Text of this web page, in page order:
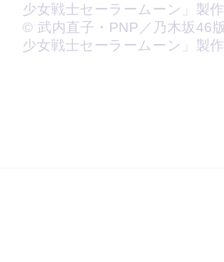
少女戦士セーラームーン」製
© 武内直子・PNP／乃木坂46
少女戦士セーラームーン」製